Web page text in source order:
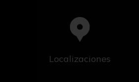
Localizaciones